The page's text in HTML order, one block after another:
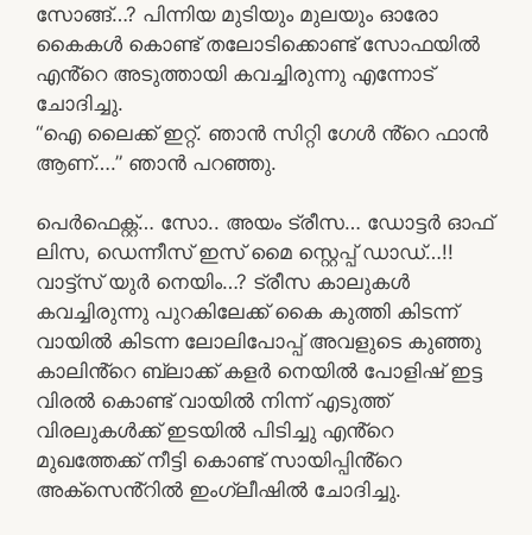
സോങ്ങ്…? പിന്നിയ മുടിയും മുലയും ഓരോ
കൈകൾ കൊണ്ട് തലോടിക്കൊണ്ട് സോഫയിൽ
എൻ്റെ അടുത്തായി കവച്ചിരുന്നു എന്നോട്
ചോദിച്ചു.
“ഐ ലൈക്ക് ഇറ്റ്. ഞാൻ സിറ്റി ഗേൾ ൻ്റെ ഫാൻ
ആണ്….” ഞാൻ പറഞ്ഞു.
പെർഫെക്റ്റ്… സോ.. അയം ട്രീസ… ഡോട്ടർ ഓഫ്
ലിസ, ഡെന്നീസ് ഇസ് മൈ സ്റ്റെപ്പ് ഡാഡ്…!!
വാട്ട്സ് യുർ നെയിം…? ട്രീസ കാലുകൾ
കവച്ചിരുന്നു പുറകിലേക്ക് കൈ കുത്തി കിടന്ന്
വായിൽ കിടന്ന ലോലിപോപ്പ് അവളുടെ കുഞ്ഞു
കാലിൻ്റെ ബ്ലാക്ക് കളർ നെയിൽ പോളിഷ് ഇട്ട
വിരൽ കൊണ്ട് വായിൽ നിന്ന് എടുത്ത്
വിരലുകൾക്ക് ഇടയിൽ പിടിച്ചു എൻ്റെ
മുഖത്തേക്ക് നീട്ടി കൊണ്ട് സായിപ്പിൻ്റെ
അക്സെൻ്റിൽ ഇംഗ്ലീഷിൽ ചോദിച്ചു.